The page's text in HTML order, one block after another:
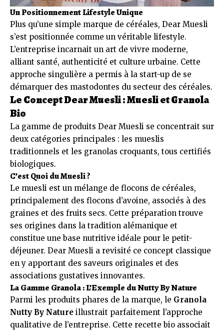
Un Positionnement Lifestyle Unique
Plus qu’une simple marque de céréales, Dear Muesli
s’est positionnée comme un véritable lifestyle.
L’entreprise incarnait un art de vivre moderne,
alliant santé, authenticité et culture urbaine. Cette
approche singulière a permis à la start-up de se
démarquer des mastodontes du secteur des céréales.
Le Concept Dear Muesli : Muesli et Granola
Bio
La gamme de produits Dear Muesli se concentrait sur
deux catégories principales : les mueslis
traditionnels et les granolas croquants, tous certifiés
biologiques.
C’est Quoi du Muesli ?
Le muesli est un mélange de flocons de céréales,
principalement des flocons d’avoine, associés à des
graines et des fruits secs. Cette préparation trouve
ses origines dans la tradition alémanique et
constitue une base nutritive idéale pour le petit-
déjeuner. Dear Muesli a revisité ce concept classique
en y apportant des saveurs originales et des
associations gustatives innovantes.
La Gamme Granola : L’Exemple du Nutty By Nature
Parmi les produits phares de la marque, le Granola
Nutty By Nature illustrait parfaitement l’approche
qualitative de l’entreprise. Cette recette bio associait